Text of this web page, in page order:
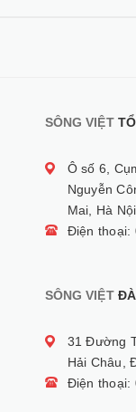
SÔNG VIỆT
Ô số 6,
Nguyễn
Mai, Hà Nội
Điện thoại:
SÔNG VIỆTĐÀ
31 Đường
Hải Châu,
Điện thoại: